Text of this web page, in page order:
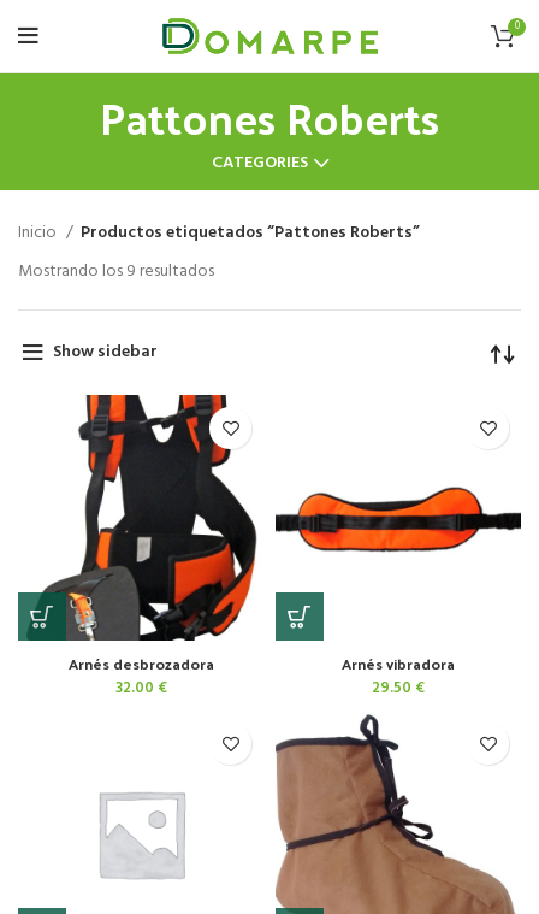
0
Pattones Roberts
CATEGORIES
Inicio
Productos etiquetados “Pattones Roberts”
Mostrando los 9 resultados
Show sidebar
Arnés desbrozadora
32.00 €
Arnés vibradora
29.50 €